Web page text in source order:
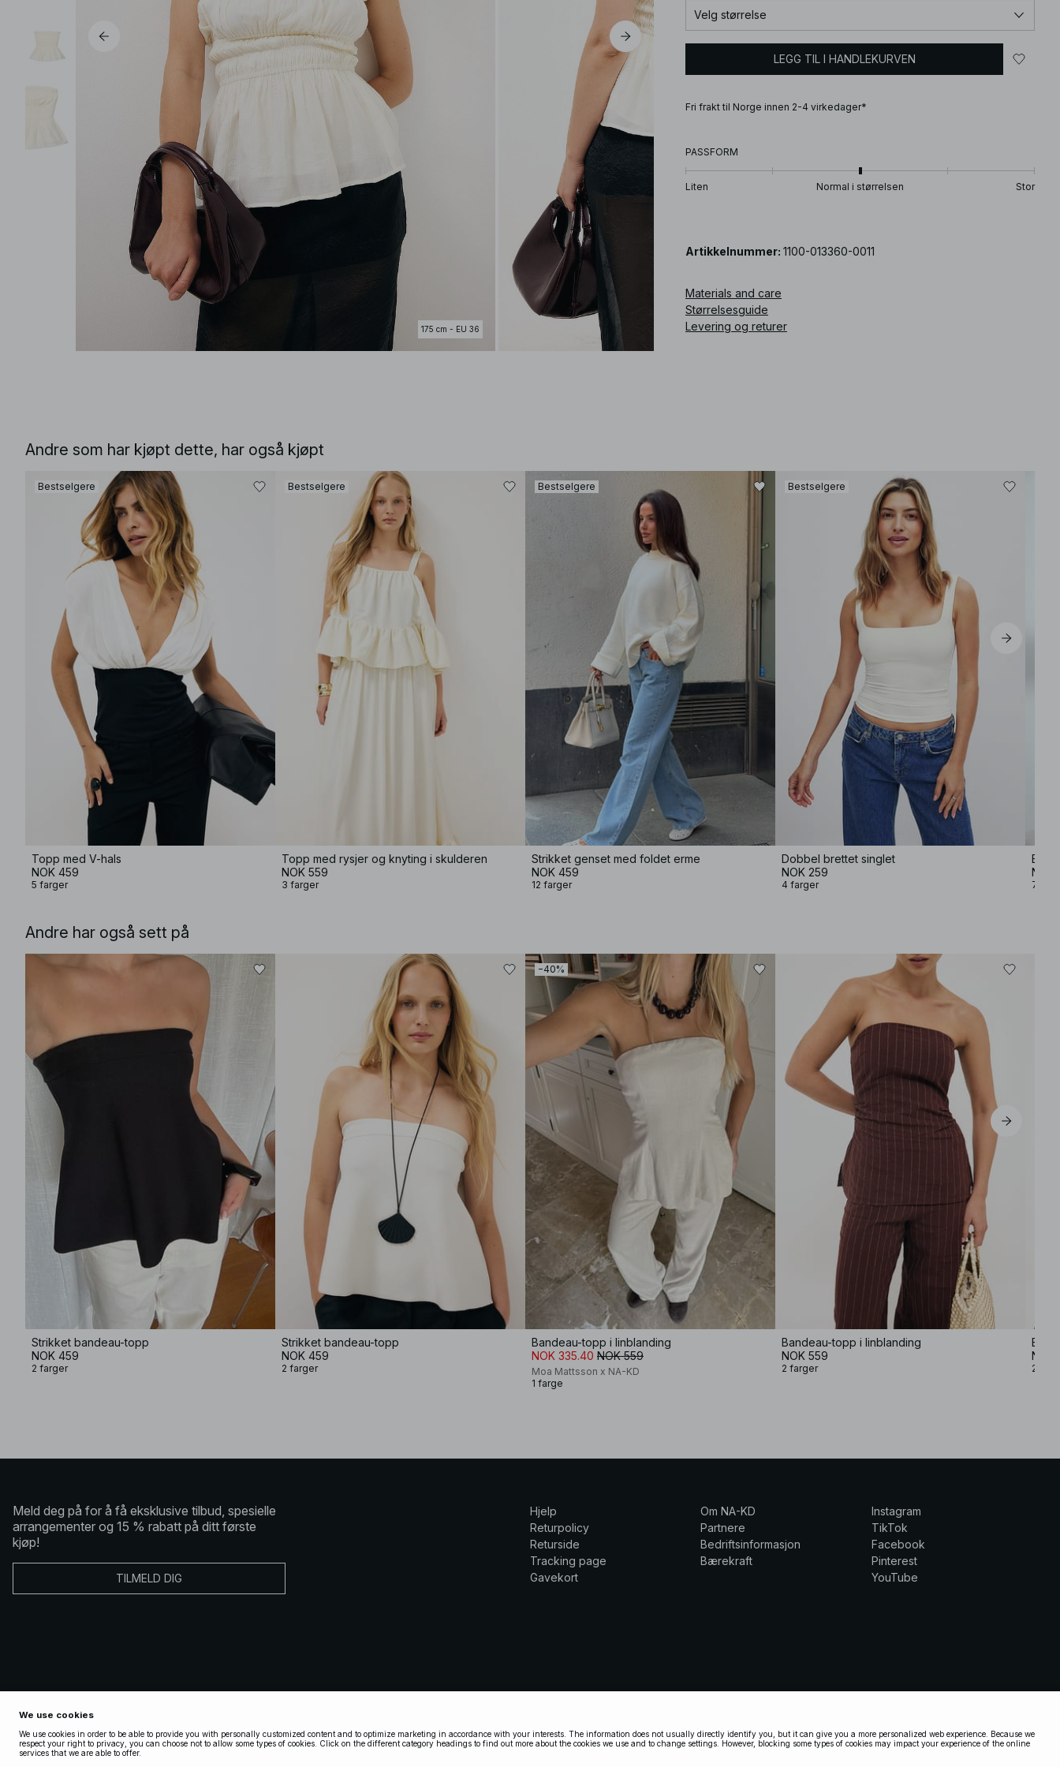
175 cm - EU 36
Velg størrelse
LEGG TIL I HANDLEKURVEN
Fri frakt til Norge innen 2-4 virkedager*
PASSFORM
Liten Normal i størrelsen Stor
Artikkelnummer: 1100-013360-0011
Materials and care
Størrelsesguide
Levering og returer
Andre som har kjøpt dette, har også kjøpt
Bestselgere
Topp med V-hals
NOK 459
5 farger
Bestselgere
Topp med rysjer og knyting i skulderen
NOK 559
3 farger
Bestselgere
Strikket genset med foldet erme
NOK 459
12 farger
Bestselgere
Dobbel brettet singlet
NOK 259
4 farger
NOK
7
Andre har også sett på
Strikket bandeau-topp
NOK 459
2 farger
Strikket bandeau-topp
NOK 459
2 farger
−40%
Bandeau-topp i linblanding
NOK 335.40 NOK 559
Moa Mattsson x NA-KD
1 farge
Bandeau-topp i linblanding
NOK 559
2 farger
NOK
2
Meld deg på for å få eksklusive tilbud, spesielle
arrangementer og 15 % rabatt på ditt første
kjøp!
TILMELD DIG
Hjelp
Returpolicy
Returside
Tracking page
Gavekort
Om NA-KD
Partnere
Bedriftsinformasjon
Bærekraft
Instagram
TikTok
Facebook
Pinterest
YouTube